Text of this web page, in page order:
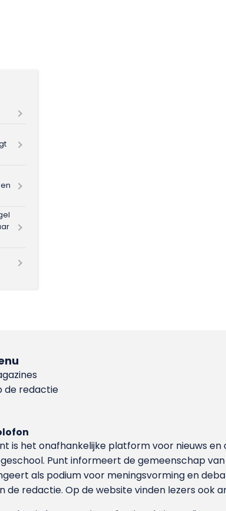
de redactie
is het onafhankelijke platform voor nieuws
Punt informeert de gemeenschap
als podium voor meningsvorming en
de redactie. Op de website vinden lezers ook